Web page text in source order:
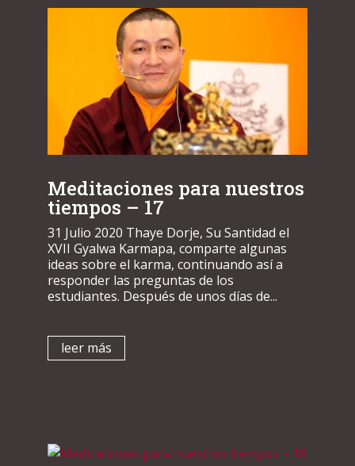
Meditaciones para nuestros
tiempos – 17
31 Julio 2020 Thaye Dorje, Su Santidad el
XVII Gyalwa Karmapa, comparte algunas
ideas sobre el karma, continuando así a
responder las preguntas de los
estudiantes. Después de unos días de...
leer más